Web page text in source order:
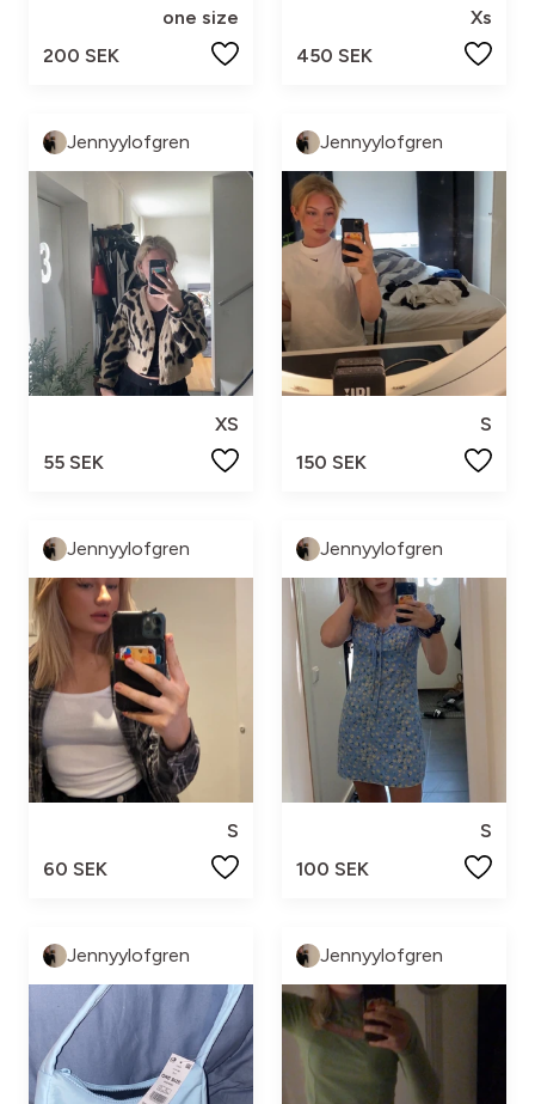
one size
200 SEK
Xs
450 SEK
Jennyylofgren
XS
55 SEK
Jennyylofgren
S
150 SEK
Jennyylofgren
S
60 SEK
Jennyylofgren
S
100 SEK
Jennyylofgren Jennyylofgren